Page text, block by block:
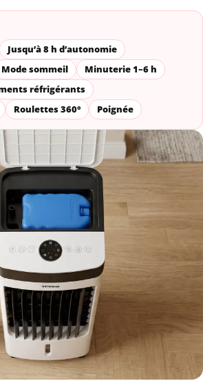
Jusqu’à 8 h d’autonomie
Mode sommeil
Minuterie 1–6 h
réfrigérants
Roulettes 360° Poignée